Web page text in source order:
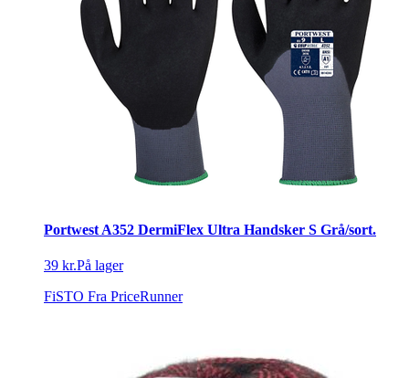
Portwest A352 DermiFlex Ultra Handsker S Grå/sort.
39 kr.På lager
FiSTO Fra PriceRunner